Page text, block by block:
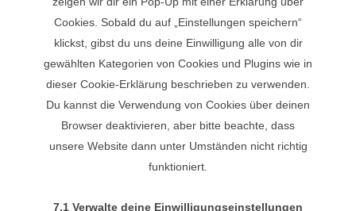
Cookies. Sobald du auf „Einstellungen speichern“
klickst, gibst du uns deine Einwilligung alle von dir
gewählten Kategorien von Cookies und Plugins wie in
dieser Cookie-Erklärung beschrieben zu verwenden.
Du kannst die Verwendung von Cookies über deinen
Browser deaktivieren, aber bitte beachte, dass
unsere Website dann unter Umständen nicht richtig
funktioniert.
7.1 Verwalte deine Einwilligungseinstellungen